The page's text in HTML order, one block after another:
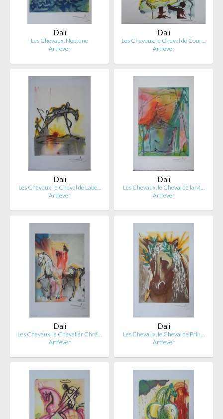
Dali
Les Chevaux, Neptune
Artfever
Dali
Les Chevaux, le Cheval de Cour…
Artfever
Dali
Les Chevaux, le Cheval de Labe…
Artfever
Dali
Les Chevaux, le Cheval de la M…
Artfever
Dali
Les Chevaux, le Chevalier Chré…
Artfever
Dali
Les Chevaux, le Cheval de Prin…
Artfever